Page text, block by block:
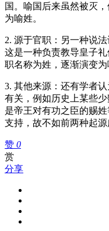
国。喻国后来虽然被灭
为喻姓。
2. 源于官职：另一种说
这是一种负责教导皇子
职名称为姓，逐渐演变为
3. 其他来源：还有学者
有关，例如历史上某些
是帝王对有功之臣的赐
支持，故不如前两种起源
赞 0
赏
分享